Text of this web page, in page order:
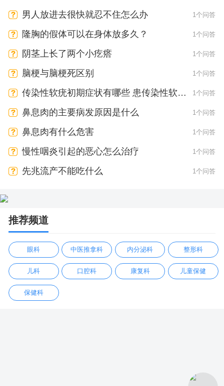
男人放进去很快就忍不住怎么办 1个问答
隆胸的假体可以在身体放多久？ 1个问答
阴茎上长了两个小疙瘩 1个问答
脑梗与脑梗死区别 1个问答
传染性软疣初期症状有哪些 患传染性软疣
会有疼痛感吗
1个问答
鼻息肉的主要病发原因是什么 1个问答
鼻息肉有什么危害 1个问答
慢性咽炎引起的恶心怎么治疗 1个问答
先兆流产不能吃什么 1个问答
推荐频道
眼科 中医推拿科 内分泌科 整形科
儿科 口腔科 康复科 儿童保健
保健科